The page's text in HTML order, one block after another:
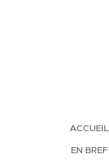
ACCUEIL
EN BREF